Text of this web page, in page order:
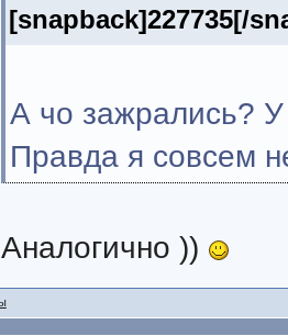
[snapback]227735[/
А чо зажрались?
Правда я совсем
Аналогично ))